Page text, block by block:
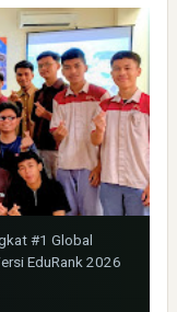
#1 Global
EduRank 2026